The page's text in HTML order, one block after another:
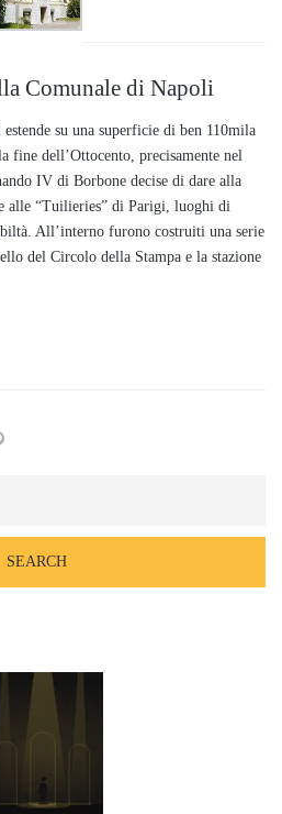
Comunale di Napoli
su una superficie di ben 110mila
fine dell’Ottocento, precisamente nel
IV di Borbone decise di dare alla
alle “Tuilieries” di Parigi, luoghi di
All’interno furono costruiti una serie
del Circolo della Stampa e la stazione